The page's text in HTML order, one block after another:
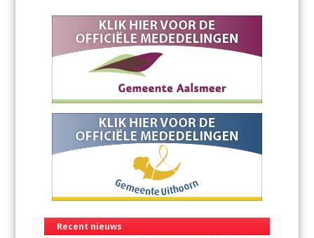
Recent nieuws